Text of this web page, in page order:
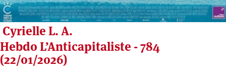
Cyrielle L. A.
Hebdo L’Anticapitaliste - 784
(22/01/2026)